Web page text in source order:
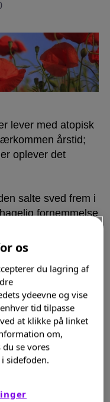
lever med atopisk
årstid;
oplever det
salte sved frem i
fornemmelse
vasker den
på
at læse bloggen
er mindre
os
du lagring af
ydeevne og vise
tid tilpasse
at klikke på linket
om,
se vores
sidefoden.